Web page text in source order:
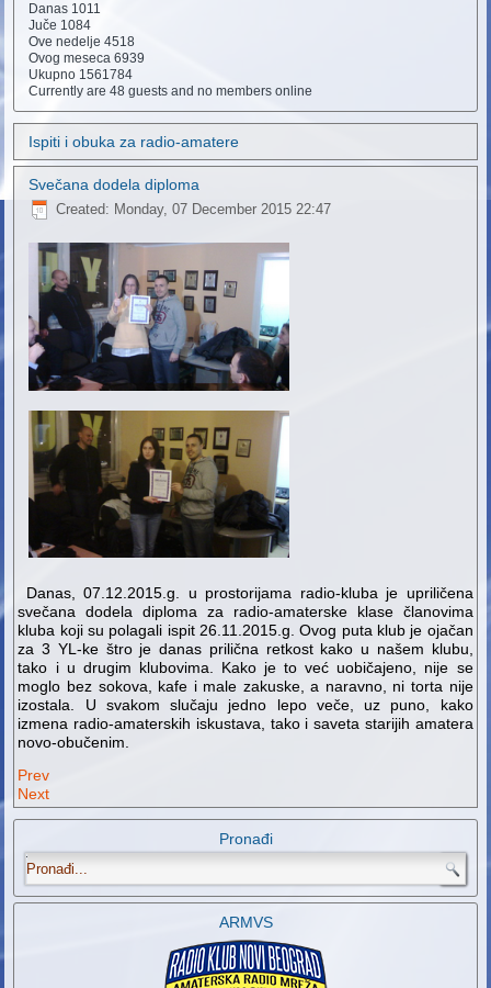
Danas 1011
Juče 1084
Ove nedelje4518
Ovog meseca6939
Ukupno 1561784
Currently are 48 guests and no members online
Ispiti i obuka za radio-amatere
Svečana dodela diploma
Created: Monday, 07 December 2015 22:47
Danas, 07.12.2015.g. u prostorijama radio-kluba je upriličena
svečana dodela diploma za radio-amaterske klase članovima
kluba koji su polagali ispit 26.11.2015.g. Ovog puta klub je ojačan
za 3 YL-ke štro je danas prilična retkost kako u našem klubu,
tako i u drugim klubovima. Kako je to već uobičajeno, nije se
moglo bez sokova, kafe i male zakuske, a naravno, ni torta nije
izostala. U svakom slučaju jedno lepo veče, uz puno, kako
izmena radio-amaterskih iskustava, tako i saveta starijih amatera
novo-obučenim.
Prev
Next
Pronađi
.
ARMVS